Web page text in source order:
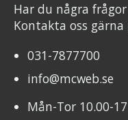
Har du några
Kontakta oss
031-7877700
info@mcweb.se
Mån-Tor 10.00-